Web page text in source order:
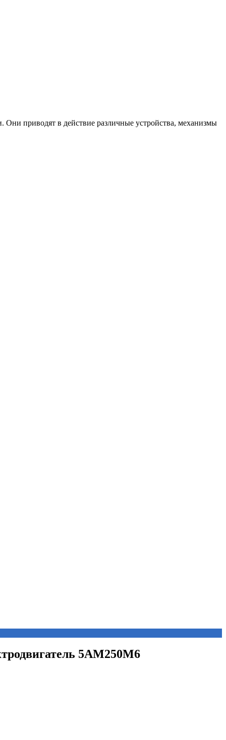
приводят в действие различные устройства, механизмы
5АМ250М6